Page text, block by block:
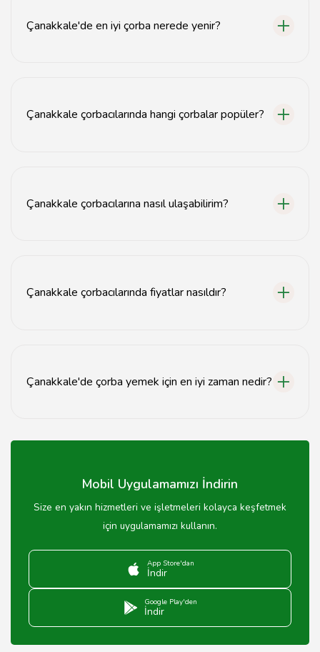
Çanakkale'de en iyi çorba nerede yenir?
Çanakkale çorbacılarında hangi çorbalar popüler?
Çanakkale çorbacılarına nasıl ulaşabilirim?
Çanakkale çorbacılarında fiyatlar nasıldır?
Çanakkale'de çorba yemek için en iyi zaman nedir?
zamanlardır, ancak yaz aylarında da serinletici çorba
Mobil Uygulamamızı İndirin
Size en yakın hizmetleri ve işletmeleri kolayca keşfetmek
için uygulamamızı kullanın.
App Store'dan
İndir
Google Play'den
İndir